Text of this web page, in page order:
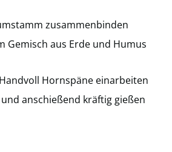
zusammenbinden
Gemisch aus Erde und Humus
Hornspäne einarbeiten
anschießend kräftig gießen